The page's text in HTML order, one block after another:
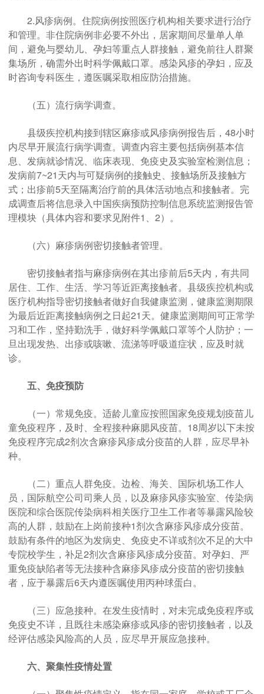
2.风疹病例。住院病例按照医疗机构相关要求进行治疗
和管理。非住院病例非必要不外出，居家期间尽量单人单
间，避免与婴幼儿、孕妇等重点人群接触，避免前往人群聚
集场所，确需外出时科学佩戴口罩。感染风疹的孕妇，应及
时咨询专科医生，遵医嘱采取相应防治措施。
（五）流行病学调查。
县级疾控机构接到辖区麻疹或风疹病例报告后，48小时
内尽早开展流行病学调查。调查内容主要包括病例基本信
息、发病就诊情况、临床表现、免疫史及实验室检测信息；
发病前7~21天内与可疑病例的接触史、接触场所及接触方
式；出疹前5天至隔离治疗前的具体活动地点和接触者。完
成调查后将信息录入中国疾病预防控制信息系统监测报告管
理模块（具体内容和要求见附件1、2）。
（六）麻疹病例密切接触者管理。
密切接触者指与麻疹病例在其出疹前后5天内，有共同
居住、工作、生活、学习等近距离接触者。县级疾控机构或
医疗机构指导密切接触者做好自我健康监测，健康监测期限
为最后近距离接触病例之日起21天。健康监测期间可正常学
习和工作，坚持勤洗手，做好科学佩戴口罩等个人防护；一
旦出现发热、出疹或咳嗽、流涕等呼吸道症状，应及时就
诊。
五、免疫预防
（一）常规免疫。适龄儿童应按照国家免疫规划疫苗儿
童免疫程序，及时、全程接种麻腮风疫苗。18周岁以下未按
免疫程序完成2剂次含麻疹风疹成分疫苗的人群，应尽早补
种。
（二）重点人群免疫。边检、海关、国际机场工作人
员，国际航空公司司乘人员，以及麻疹风疹实验室、传染病
医院和综合医院传染病科相关医疗卫生工作者等暴露风险较
高的人群，鼓励在上岗前接种1剂次含麻疹风疹成分疫苗。
鼓励有条件的地区为发病史、免疫史不详或剂次不足的大中
专院校学生，补足2剂次含麻疹风疹成分疫苗。对孕妇、严
重免疫缺陷者等无法接种含麻疹风疹成分疫苗的密切接触
者，应于暴露后6天内遵医嘱使用丙种球蛋白。
（三）应急接种。在发生疫情时，对未完成免疫程序或
免疫史不详，且既往未感染麻疹或风疹的密切接触者，以及
经评估感染风险高的人员，应尽早开展应急接种。
六、聚集性疫情处置